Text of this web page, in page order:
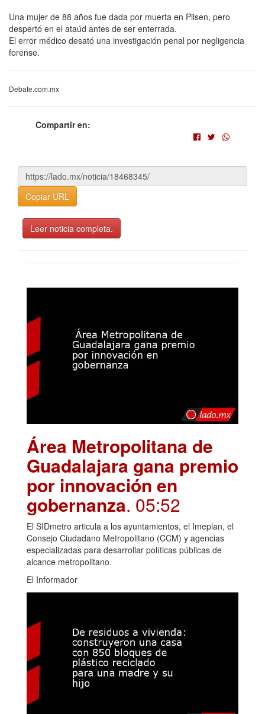
Una mujer de 88 años fue dada por muerta en Pilsen, pero
despertó en el ataúd antes de ser enterrada.
El error médico desató una investigación penal por negligencia
forense.
Debate.com.mx
Compartir en:
Copiar URL
Leer noticia completa.
Área Metropolitana de
Guadalajara gana premio
por innovación en
gobernanza. 05:52
El SIDmetro articula a los ayuntamientos, el Imeplan, el
Consejo Ciudadano Metropolitano (CCM) y agencias
especializadas para desarrollar políticas públicas de
alcance metropolitano.
El Informador